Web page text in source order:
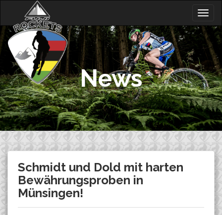
content
News
Schmidt und Dold mit harten
Bewährungsproben in
Münsingen!